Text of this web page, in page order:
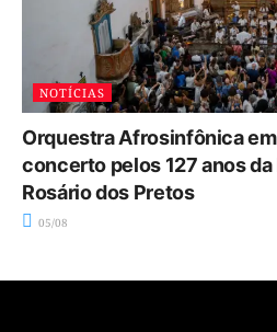
NOTÍCIAS
Orquestra Afrosinfônica
concerto pelos 127 anos
Rosário dos Pretos
05/08